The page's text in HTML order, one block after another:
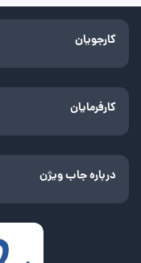
کارجویان
کارفرمایان
درباره جاب ویژن